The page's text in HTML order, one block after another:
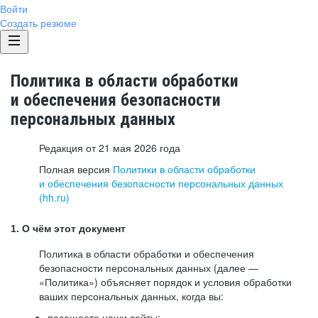
Войти
Создать резюме
Политика в области обработки
и обеспечения безопасности
персональных данных
Редакция от 21 мая 2026 года
Полная версия Политики в области обработки
и обеспечения безопасности персональных данных
(hh.ru)
1. О чём этот документ
Политика в области обработки и обеспечения
безопасности персональных данных (далее —
«Политика») объясняет порядок и условия обработки
ваших персональных данных, когда вы: